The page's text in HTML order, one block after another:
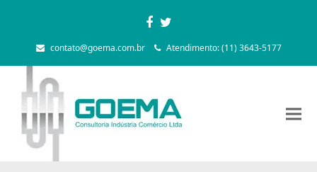
Facebook
Twitter
contato@goema.com.br Atendimento: (11) 3643-5177